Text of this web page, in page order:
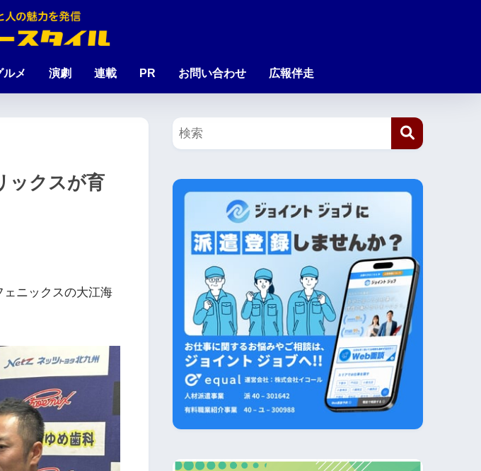
ルメ 演劇 連載 PR お問い合わせ 広報伴走
ックスが育
ェニックスの大江海